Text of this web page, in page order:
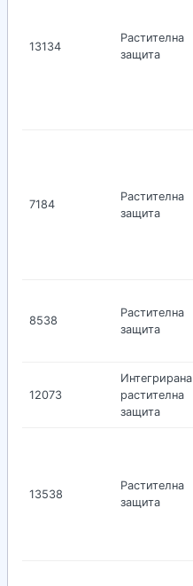
13134
Растителна
защита
7184
Растителна
защита
8538
Растителна
защита
12073
Интегрирана
растителна
защита
13538
Растителна
защита